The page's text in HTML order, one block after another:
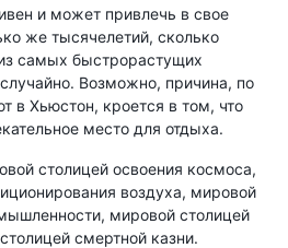
и может привлечь в свое
же тысячелетий, сколько
самых быстрорастущих
Возможно, причина, по
в Хьюстон, кроется в том, что
место для отдыха.
столицей освоения космоса,
воздуха, мировой
мировой столицей
смертной казни.